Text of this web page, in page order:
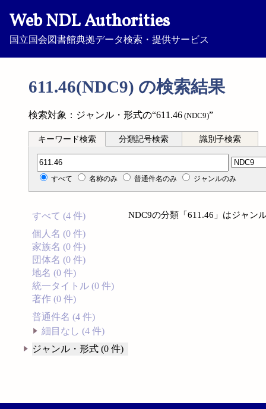
Web NDL Authorities
国立国会図書館典拠データ検索・提供サービス
611.46(NDC9) の検索結果
検索対象：ジャンル・形式の“611.46 (NDC9)”
キーワード検索 分類記号検索 識別子検索
分類記号検索
すべて 名称のみ 普通件名のみ ジャンルのみ
すべて (4 件)
個人名 (0 件)
家族名 (0 件)
団体名 (0 件)
地名 (0 件)
統一タイトル (0 件)
著作 (0 件)
普通件名 (4 件)
細目なし (4 件)
ジャンル・形式 (0 件)
NDC9の分類「611.46」はジャン